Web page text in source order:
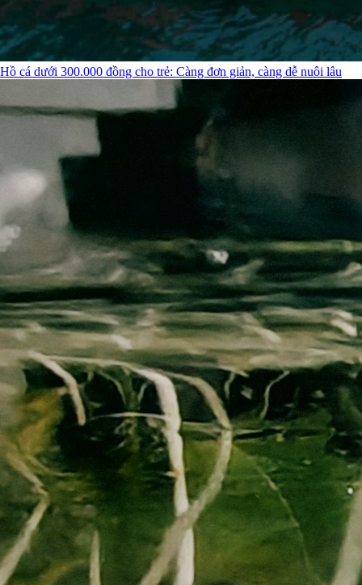
Hồ cá dưới 300.000 đồng cho trẻ: Càng đơn giản, càng dễ nuôi lâu